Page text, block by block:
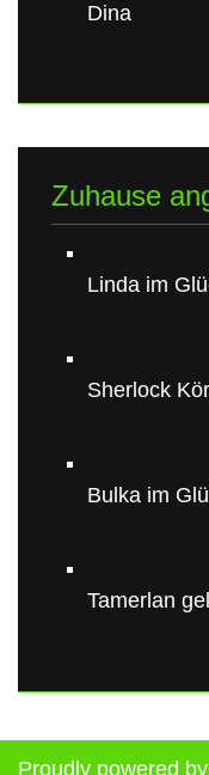
Dina
Zuhause
Linda im
Sherlock
Bulka im
Tamerlan
Proudly powered